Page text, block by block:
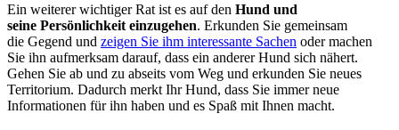
Ein weiterer wichtiger Rat ist es auf den Hund und
seine Persönlichkeit einzugehen. Erkunden Sie gemeinsam
die Gegend und zeigen Sie ihm interessante Sachen oder machen
Sie ihn aufmerksam darauf, dass ein anderer Hund sich nähert.
Gehen Sie ab und zu abseits vom Weg und erkunden Sie neues
Territorium. Dadurch merkt Ihr Hund, dass Sie immer neue
Informationen für ihn haben und es Spaß mit Ihnen macht.